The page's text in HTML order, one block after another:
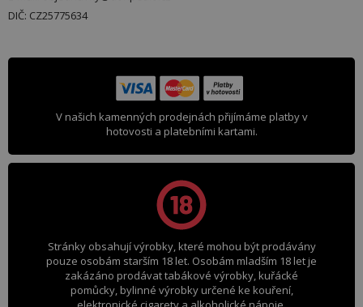
DIČ: CZ25775634
V našich kamenných prodejnách přijímáme platby v
hotovosti a platebními kartami.
Stránky obsahují výrobky, které mohou být prodávány
pouze osobám starším 18 let. Osobám mladším 18 let je
zakázáno prodávat tabákové výrobky, kuřácké
pomůcky, bylinné výrobky určené ke kouření,